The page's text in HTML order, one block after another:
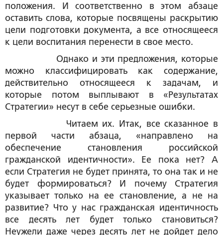
положения. И соответственно в этом абзаце
оставить слова, которые посвящены раскрытию
цели подготовки документа, а все относящееся
к цели воспитания перенести в свое место.
Однако и эти предложения, которые
можно классифицировать как содержание,
действительно относящееся к задачам, и
которые потом выплывают в «Результатах
Стратегии» несут в себе серьезные ошибки.
Читаем их. Итак, все сказанное в
первой части абзаца, «направлено на
обеспечение становления российской
гражданской идентичности». Ее пока нет? А
если Стратегия не будет принята, то она так и не
будет формироваться? И почему Стратегия
указывает только на ее становление, а не на
развитие? Что у нас гражданская идентичность
все десять лет будет только становиться?
Неужели даже через десять лет не дойдет дело